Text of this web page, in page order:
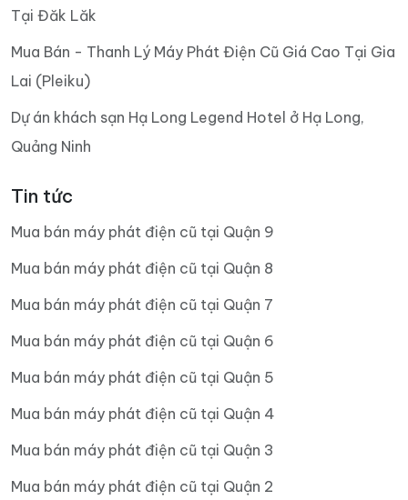
Tại Đăk Lăk
Mua Bán - Thanh Lý Máy Phát Điện Cũ Giá Cao Tại Gia
Lai (Pleiku)
Dự án khách sạn Hạ Long Legend Hotel ở Hạ Long,
Quảng Ninh
Tin tức
Mua bán máy phát điện cũ tại Quận 9
Mua bán máy phát điện cũ tại Quận 8
Mua bán máy phát điện cũ tại Quận 7
Mua bán máy phát điện cũ tại Quận 6
Mua bán máy phát điện cũ tại Quận 5
Mua bán máy phát điện cũ tại Quận 4
Mua bán máy phát điện cũ tại Quận 3
Mua bán máy phát điện cũ tại Quận 2